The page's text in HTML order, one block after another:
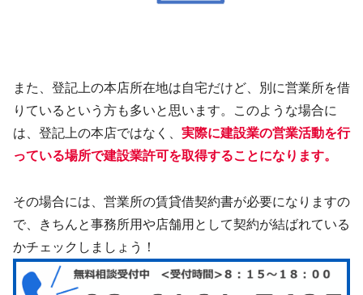
また、登記上の本店所在地は自宅だけど、別に営業所を借
りているという方も多いと思います。このような場合に
は、登記上の本店ではなく、 実際に建設業の営業活動を行
っている場所で建設業許可を取得することになります。
その場合には、営業所の賃貸借契約書が必要になりますの
で、きちんと事務所用や店舗用として契約が結ばれている
かチェックしましょう！